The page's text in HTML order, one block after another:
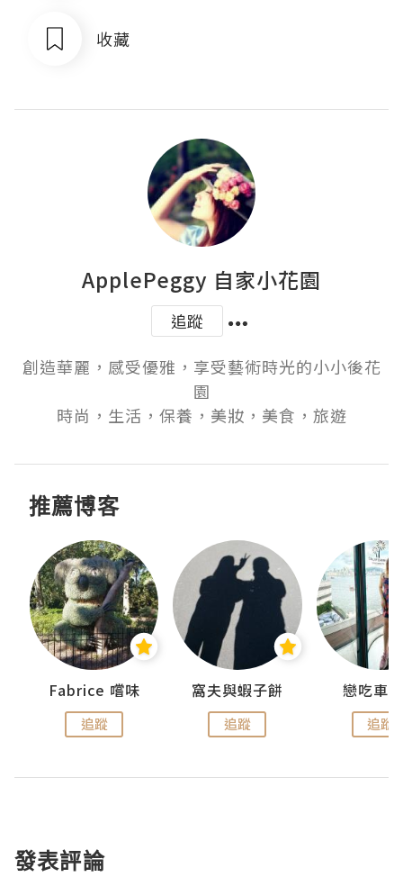
收藏
ApplePeggy 自家小花園
追蹤
創造華麗，感受優雅，享受藝術時光的小小後花
園
時尚，生活，保養，美妝，美食，旅遊
推薦博客
Fabrice 嚐味
追蹤
窩夫與蝦子餅
追蹤
戀吃車
追蹤
發表評論